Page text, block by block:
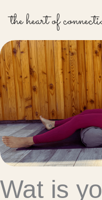
naar
inhoud
the heart of
Wat is